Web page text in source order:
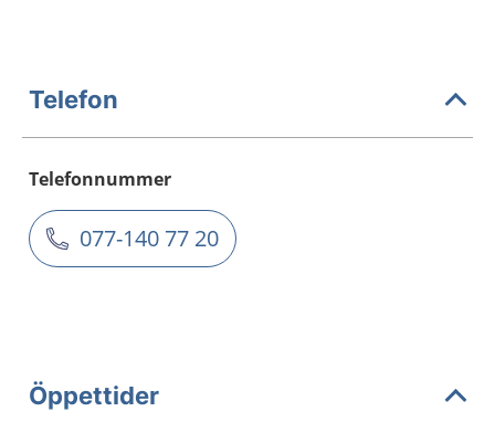
Telefon
Telefonnummer
077-140 77 20
Öppettider